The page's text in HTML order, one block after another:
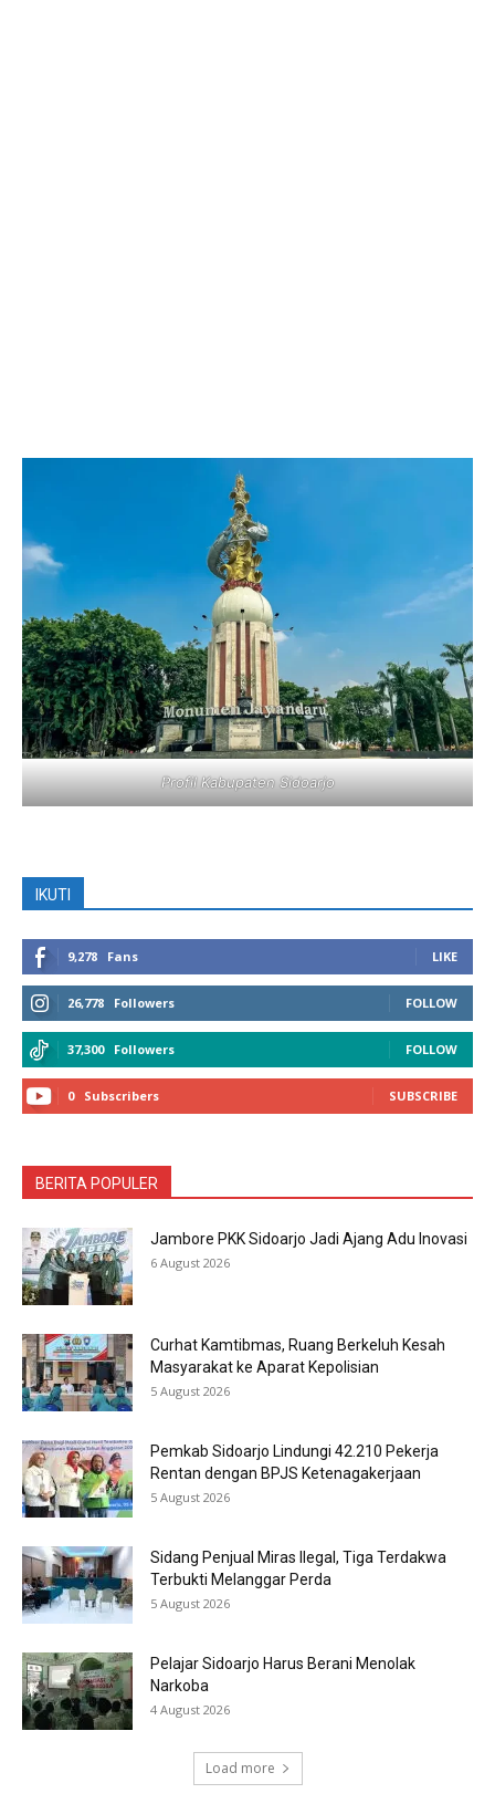
Profil Kabupaten Sidoarjo
IKUTI
9,278 Fans LIKE
26,778 Followers FOLLOW
37,300 Followers FOLLOW
0 Subscribers SUBSCRIBE
BERITA POPULER
Jambore PKK Sidoarjo Jadi Ajang Adu Inovasi
6 August 2026
Curhat Kamtibmas, Ruang Berkeluh Kesah
Masyarakat ke Aparat Kepolisian
5 August 2026
Pemkab Sidoarjo Lindungi 42.210 Pekerja
Rentan dengan BPJS Ketenagakerjaan
5 August 2026
Sidang Penjual Miras Ilegal, Tiga Terdakwa
Terbukti Melanggar Perda
5 August 2026
Pelajar Sidoarjo Harus Berani Menolak
Narkoba
4 August 2026
Load more